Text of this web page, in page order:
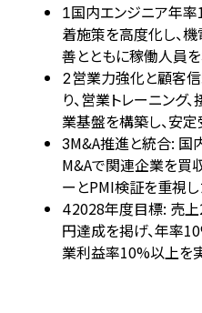
1国内エンジニア年率
着施策を高度化し、
善とともに稼働人員を
2営業力強化と顧客
り、営業トレーニング
業基盤を構築し、安定
3M&A推進と統合: 国
M&Aで関連企業を買
ーとPMI検証を重視
42028年度目標: 売
円達成を掲げ、年率
業利益率10%以上を